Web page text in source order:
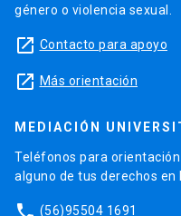
género o violencia sexual.
launch Contacto para apoyo
launch Más orientación
MEDIACIÓN
Teléfonos para
alguno de tus derechos en
(56)95504 1691